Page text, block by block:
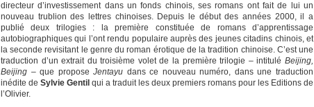
directeur d’investissement dans un fonds chinois, ses romans ont fait de lui un
nouveau trublion des lettres chinoises. Depuis le début des années 2000, il a
publié deux trilogies : la première constituée de romans d’apprentissage
autobiographiques qui l’ont rendu populaire auprès des jeunes citadins chinois, et
la seconde revisitant le genre du roman érotique de la tradition chinoise. C’est une
traduction d’un extrait du troisième volet de la première trilogie – intitulé Beijing,
Beijing – que proposeJentayu dans ce nouveau numéro, dans une traduction
inédite de Sylvie Gentil qui a traduit les deux premiers romans pour les Editions de
l’Olivier.